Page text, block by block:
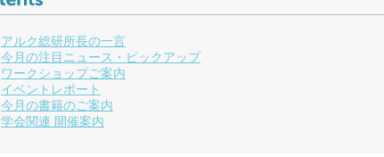
アルク総研所長の一言
今月の注目ニュース・ピックアップ
ワークショップご案内
イベントレポート
今月の書籍のご案内
学会関連 開催案内